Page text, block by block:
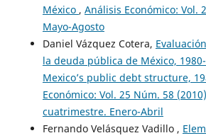
México , Análisis Económico: Vol.
Mayo-Agosto
Daniel Vázquez Cotera,
la deuda pública de México,
Mexico’s public debt structure,
Económico: Vol. 25 Núm. 58
cuatrimestre. Enero-Abril
Fernando Velásquez Vadillo ,